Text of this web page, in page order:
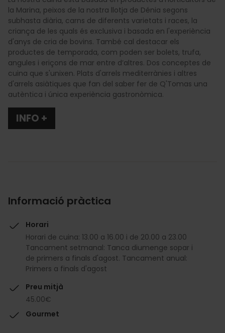
la Marina, peixos de la nostra llotja de Dénia segons
subhasta diària, carns de diferents varietats i races, la
criança de les quals és exclusiva i basada en l'experiència
d'anys de cria de bovins. També cal destacar els
productes de temporada, com poden ser bolets, trufa,
angules i eriçons de mar entre d’altres. Dos conceptes de
cuina que s'unixen. Plats d'arrels mediterrànies i altres
d'arrels asiàtiques que fan del saber fer de Q'Tomas una
autèntica i única experiència gastronòmica.
INFO +
Informació pràctica
Horari
Horari de cuina: 13.00 a 16.00 i de 20.00 a 23.00
Tancament setmanal: Tanca diumenge sopar i
de primers a finals d'agost. Tancament anual:
Primers a finals d'agost
Preu mitjà
45.00€
Gourmet